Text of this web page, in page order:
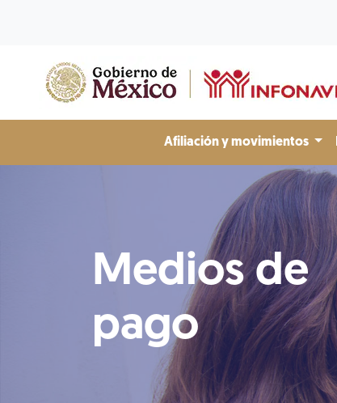
Afiliación y movimientos
Medios de
pago